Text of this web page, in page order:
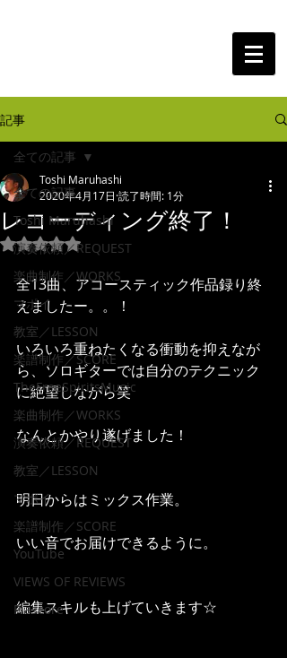
記事
全ての記事
Toshi Maruhashi
演奏依頼／REQUEST
楽曲制作／WORKS
マポイ
教室／LESSON
楽譜制作／SCORE
TheFreeSpiritsMusic
楽曲制作／WORKS
演奏依頼／REQUEST
教室／LESSON
マポイ
楽譜制作／SCORE
YouTube
VIEWS OF REVIEWS
Piascore
全ての記事
レコーディング終了！
Toshi Maruhashi
2020年4月17日 読了時間: 1分
5つ星のうちNaNと評価されています。
全13曲、アコースティック作品録り終
えましたー。。！
いろいろ重ねたくなる衝動を抑えなが
ら、ソロギターでは自分のテクニック
に絶望しながら笑
なんとかやり遂げました！
明日からはミックス作業。
いい音でお届けできるように。
編集スキルも上げていきます☆